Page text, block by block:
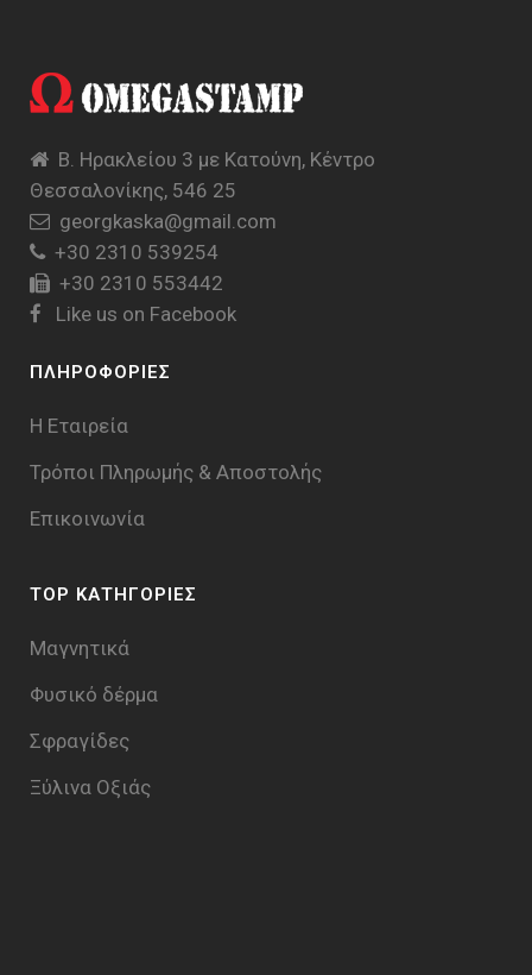
Β. Ηρακλείου 3 με Κατούνη, Κέντρο
Θεσσαλονίκης, 546 25
georgkaska@gmail.com
+30 2310 539254
+30 2310 553442
Like us on Facebook
ΠΛΗΡΟΦΟΡΙΕΣ
Η Εταιρεία
Τρόποι Πληρωμής & Aποστολής
Επικοινωνία
TOP ΚΑΤΗΓΟΡΙΕΣ
Μαγνητικά
Φυσικό δέρμα
Σφραγίδες
Ξύλινα Οξιάς